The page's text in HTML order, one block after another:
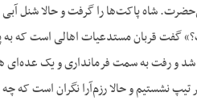
شاه پاکت‌ها را گرفت و حالا شنل
گفت قربان مستدعیات اهالی است که به
و رفت به سمت فرمانداری و یک عده‌ای
تیپ نشستیم و حالا رزم‌آرا نگران است